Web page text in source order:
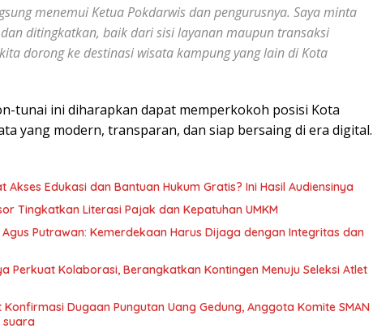
menemui Ketua Pokdarwis dan pengurusnya. Saya minta
ditingkatkan, baik dari sisi layanan maupun transaksi
dorong ke destinasi wisata kampung yang lain di Kota
tunai ini diharapkan dapat memperkokoh posisi Kota
yang modern, transparan, dan siap bersaing di era digital.
Edukasi dan Bantuan Hukum Gratis? Ini Hasil Audiensinya
Tingkatkan Literasi Pajak dan Kepatuhan UMKM
Agus Putrawan: Kemerdekaan Harus Dijaga dengan Integritas dan
Perkuat Kolaborasi, Berangkatkan Kontingen Menuju Seleksi Atlet
Dugaan Pungutan Uang Gedung, Anggota Komite SMAN
suara